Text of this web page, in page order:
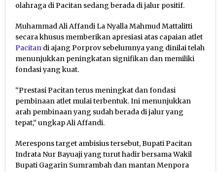
olahraga di Pacitan sedang berada di jalur positif.
Muhammad Ali Affandi La Nyalla Mahmud Mattalitti
secara khusus memberikan apresiasi atas capaian atlet
Pacitan di ajang Porprov sebelumnya yang dinilai telah
menunjukkan peningkatan signifikan dan memiliki
fondasi yang kuat.
“Prestasi Pacitan terus meningkat dan fondasi
pembinaan atlet mulai terbentuk. Ini menunjukkan
arah pembinaan yang sudah berada di jalur yang
tepat,” ungkap Ali Affandi.
Merespons target ambisius tersebut, Bupati Pacitan
Indrata Nur Bayuaji yang turut hadir bersama Wakil
Bupati Gagarin Sumrambah dan mantan Menpora